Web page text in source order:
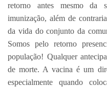
retorno antes mesmo da
imunização, além de
da vida do conjunto da
Somos pelo retorno
população! Qualquer
de morte. A vacina é um
especialmente quando